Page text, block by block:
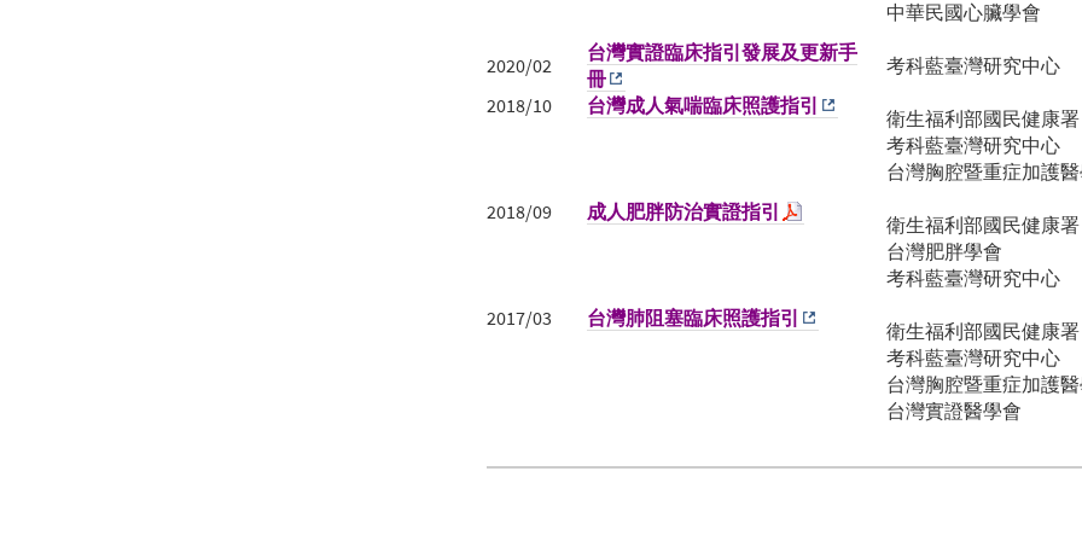
中華民國心臟學會
2020/02
台灣實證臨床指引發展及更新手
冊
考科藍臺灣研究中心
2018/10
台灣成人氣喘臨床照護指引
衛生福利部國民健康署
考科藍臺灣研究中心
台灣胸腔暨重症加護
2018/09
成人肥胖防治實證指引
衛生福利部國民健康署
台灣肥胖學會
考科藍臺灣研究中心
2017/03
台灣肺阻塞臨床照護指引
衛生福利部國民健康署
考科藍臺灣研究中心
台灣胸腔暨重症加護
台灣實證醫學會